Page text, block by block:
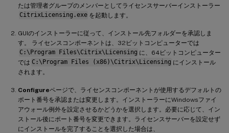
たは管理者グループのメンバーとしてライセンスサーバーインストーラー
CitrixLicensing.exe を起動します。
GUIのインストーラーに従って、インストール先フォルダーを承認しま
す。 ライセンスコンポーネントは、32ビットコンピューターでは
C:\Program Files\Citrix\Licensing に、64ビットコンピューター
では C:\Program Files (x86)\Citrix\Licensing にインストール
されます。
Configureページで、ライセンスコンポーネントが使用するデフォルトの
ポート番号を承認または変更します。インストーラーにWindowsファイ
アウォール例外を設定させるかどうかを選択します。必要に応じて、イン
ストール後にポート番号を変更できます。ライセンスサーバーを設定せず
にインストールを完了することを選択した場合は、